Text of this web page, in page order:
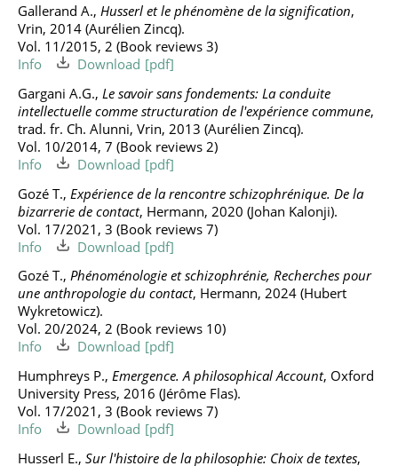
Gallerand A., Husserl et le phénomène de la signification,
Vrin, 2014 (Aurélien Zincq).
Vol. 11/2015, 2 (Book reviews 3)
Info
Download
Gargani A.G., Le savoir sans fondements: La conduite
intellectuelle comme structuration de l'expérience commune,
trad. fr. Ch. Alunni, Vrin, 2013 (Aurélien Zincq).
Vol. 10/2014, 7 (Book reviews 2)
Info
Download
Gozé T., Expérience de la rencontre schizophrénique. De la
bizarrerie de contact, Hermann, 2020 (Johan Kalonji).
Vol. 17/2021, 3 (Book reviews 7)
Info
Download
Gozé T., Phénoménologie et schizophrénie, Recherches pour
une anthropologie du contact, Hermann, 2024 (Hubert
Wykretowicz).
Vol. 20/2024, 2 (Book reviews 10)
Info
Download
Humphreys P., Emergence. A philosophical Account, Oxford
University Press, 2016 (Jérôme Flas).
Vol. 17/2021, 3 (Book reviews 7)
Info
Download
Husserl E., Sur l'histoire de la philosophie: Choix de textes,